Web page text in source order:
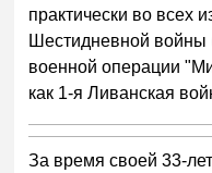
практически во всех
Шестидневной войны
военной операции
как 1-я Ливанская
За время своей 33-